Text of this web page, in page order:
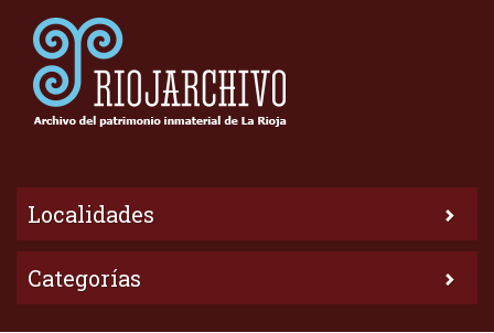
Localidades
Categorías